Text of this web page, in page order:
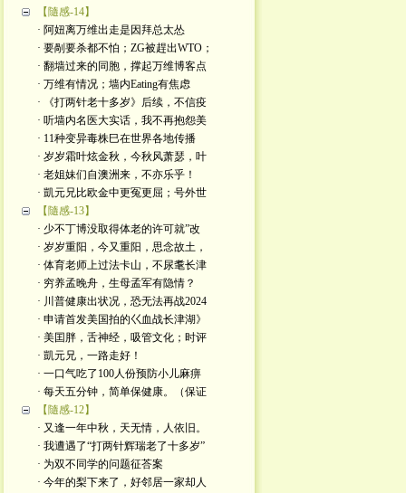
【隨感-14】
· 阿妞离万维出走是因拜总太怂
· 要剮要杀都不怕；ZG被趕出WTO；
· 翻墙过来的同胞，撑起万维博客点
· 万维有情况；墙内Eating有焦虑
· 《打两针老十多岁》后续，不信疫
· 听墙内名医大实话，我不再抱怨美
· 11种变异毒株巳在世界各地传播
· 岁岁霜叶炫金秋，今秋风萧瑟，叶
· 老姐妹们自澳洲来，不亦乐乎！
· 凱元兄比欧金中更冤更屈；号外世
【隨感-13】
· 少不丁博没取得体老的许可就”改
· 岁岁重阳，今又重阳，思念故土，
· 体育老师上过法卡山，不尿耄长津
· 穷养孟晚舟，生母孟军有隐情？
· 川普健康出状况，恐无法再战2024
· 申请首发美国拍的巜血战长津湖》
· 美囯胖，舌神经，吸管文化；时评
· 凱元兄，一路走好！
· 一口气吃了100人份预防小儿麻痹
· 每天五分钟，简单保健康。（保证
【隨感-12】
· 又逢一年中秋，天无情，人依旧。
· 我遭遇了“打两针辉瑞老了十多岁”
· 为双不同学的问题征荅案
· 今年的梨下来了，好邻居一家却人